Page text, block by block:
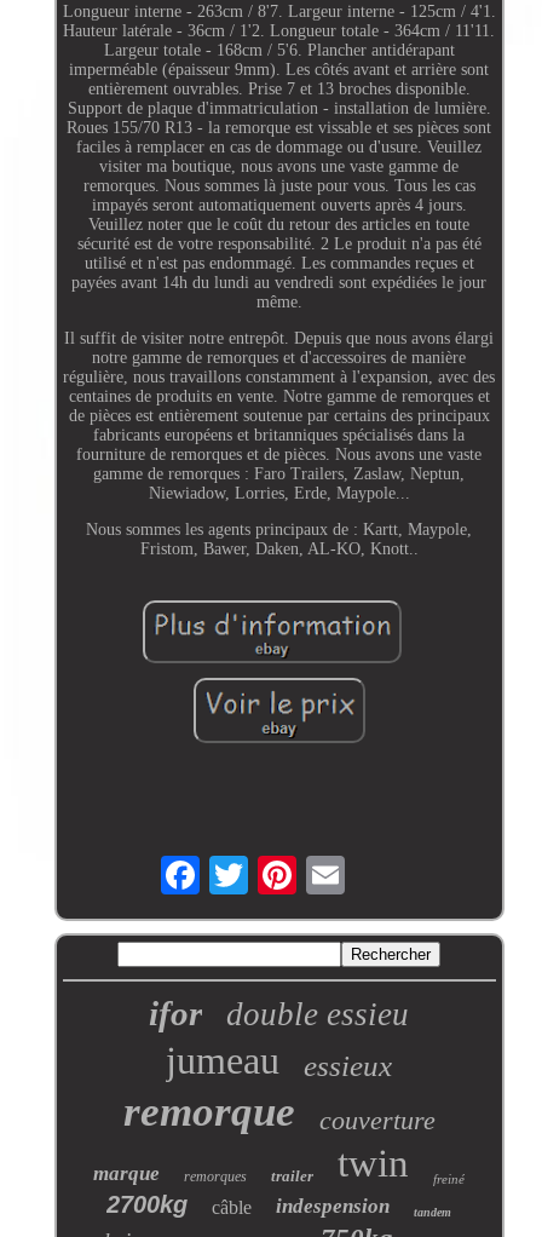
Longueur interne - 263cm / 8'7. Largeur interne - 125cm / 4'1.
Hauteur latérale - 36cm / 1'2. Longueur totale - 364cm / 11'11.
Largeur totale - 168cm / 5'6. Plancher antidérapant
imperméable (épaisseur 9mm). Les côtés avant et arrière sont
entièrement ouvrables. Prise 7 et 13 broches disponible.
Support de plaque d'immatriculation - installation de lumière.
Roues 155/70 R13 - la remorque est vissable et ses pièces sont
faciles à remplacer en cas de dommage ou d'usure. Veuillez
visiter ma boutique, nous avons une vaste gamme de
remorques. Nous sommes là juste pour vous. Tous les cas
impayés seront automatiquement ouverts après 4 jours.
Veuillez noter que le coût du retour des articles en toute
sécurité est de votre responsabilité. 2 Le produit n'a pas été
utilisé et n'est pas endommagé. Les commandes reçues et
payées avant 14h du lundi au vendredi sont expédiées le jour
même.
Il suffit de visiter notre entrepôt. Depuis que nous avons élargi
notre gamme de remorques et d'accessoires de manière
régulière, nous travaillons constamment à l'expansion, avec des
centaines de produits en vente. Notre gamme de remorques et
de pièces est entièrement soutenue par certains des principaux
fabricants européens et britanniques spécialisés dans la
fourniture de remorques et de pièces. Nous avons une vaste
gamme de remorques : Faro Trailers, Zaslaw, Neptun,
Niewiadow, Lorries, Erde, Maypole...
Nous sommes les agents principaux de : Kartt, Maypole,
Fristom, Bawer, Daken, AL-KO, Knott..
ifor double essieu
jumeau essieux
remorque couverture
marque remorques trailer twin freiné
2700kg câble indespension tandem